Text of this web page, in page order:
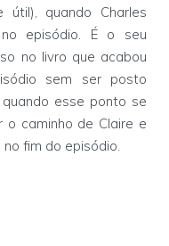
quando Charles
episódio. É o seu
no livro que acabou
sem ser posto
esse ponto se
o caminho de Claire e
fim do episódio.